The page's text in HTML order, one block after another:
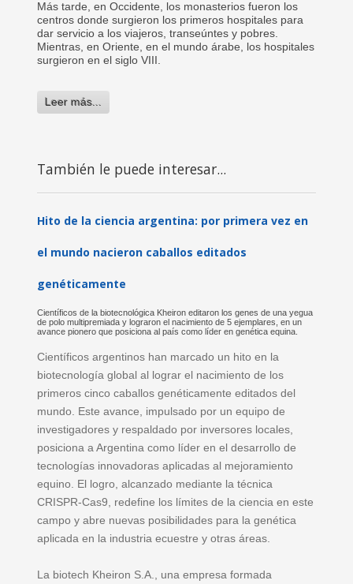
Más tarde, en Occidente, los monasterios fueron los
centros donde surgieron los primeros hospitales para
dar servicio a los viajeros, transeúntes y pobres.
Mientras, en Oriente, en el mundo árabe, los hospitales
surgieron en el siglo VIII.
Leer más...
También le puede interesar...
Hito de la ciencia argentina: por primera vez en
el mundo nacieron caballos editados
genéticamente
Científicos de la biotecnológica Kheiron editaron los genes de una yegua
de polo multipremiada y lograron el nacimiento de 5 ejemplares, en un
avance pionero que posiciona al país como líder en genética equina.
Científicos argentinos han marcado un hito en la
biotecnología global al lograr el nacimiento de los
primeros cinco caballos genéticamente editados del
mundo. Este avance, impulsado por un equipo de
investigadores y respaldado por inversores locales,
posiciona a Argentina como líder en el desarrollo de
tecnologías innovadoras aplicadas al mejoramiento
equino. El logro, alcanzado mediante la técnica
CRISPR-Cas9, redefine los límites de la ciencia en este
campo y abre nuevas posibilidades para la genética
aplicada en la industria ecuestre y otras áreas.
La biotech Kheiron S.A., una empresa formada